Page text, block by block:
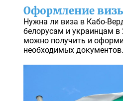
Оформление
Нужна ли виза в Кабо-
белорусам и украинцам в
можно получить и
необходимых документов.